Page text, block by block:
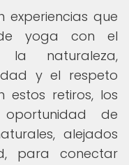
experiencias que
yoga con el
naturaleza,
y el respeto
estos retiros, los
de
alejados
para conectar